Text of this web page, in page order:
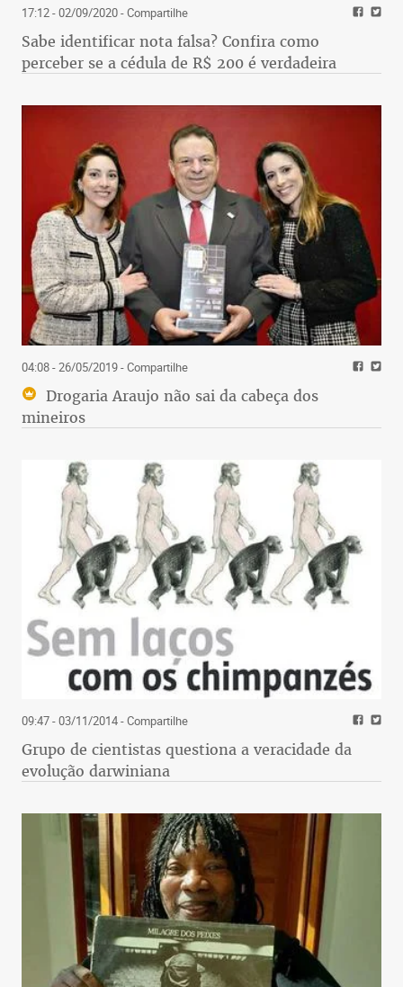
17:12 - 02/09/2020- Compartilhe
Sabe identificar nota falsa? Confira como
perceber se a cédula de R$ 200 é verdadeira
04:08 - 26/05/2019- Compartilhe
Drogaria Araujo não sai da cabeça dos
mineiros
09:47 - 03/11/2014- Compartilhe
Grupo de cientistas questiona a veracidade da
evolução darwiniana